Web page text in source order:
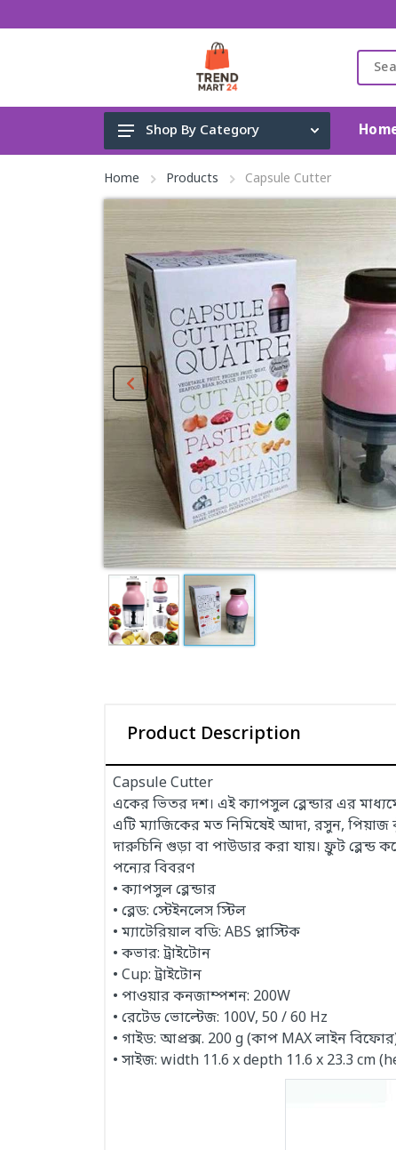
Gadget & Electronics
Cleaning Supplies
Toys, Kids & Baby
Accessories
Home Appliance
Fashion & Lifestyle
Health & Beauty
View All Categories
Shop By Category
Home Products Capsule Cutter
Product Description
Capsule Cutter
একের ভিতর দশ। এই ক্যাপসুল ব্লেন্ডার এর
এটি ম্যাজিকের মত নিমিষেই আদা, রসুন, পিয়াজ
দারুচিনি গুড়া বা পাউডার করা যায়। ফ্রুট ব্লেন্ড
পন্যের বিবরণ
• ক্যাপসুল ব্লেন্ডার
• ব্লেড: স্টেইনলেস স্টিল
• ম্যাটেরিয়াল বডি: ABS প্লাস্টিক
• কভার: ট্রাইটোন
• Cup: ট্রাইটোন
• পাওয়ার কনজাম্পশন: 200W
• রেটেড ভোল্টেজ: 100V, 50 / 60 Hz
• গাইড: আপ্রক্স. 200 g (কাপ MAX লাইন
• সাইজ: width 11.6 x depth 11.6 x 23.3 cm